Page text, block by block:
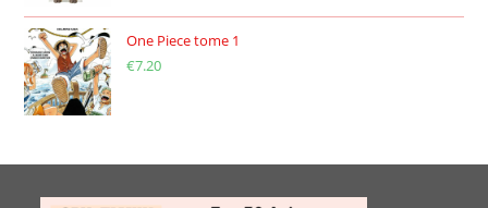
initial
était :
actuel
est :
One Piece tome 1
€7.20